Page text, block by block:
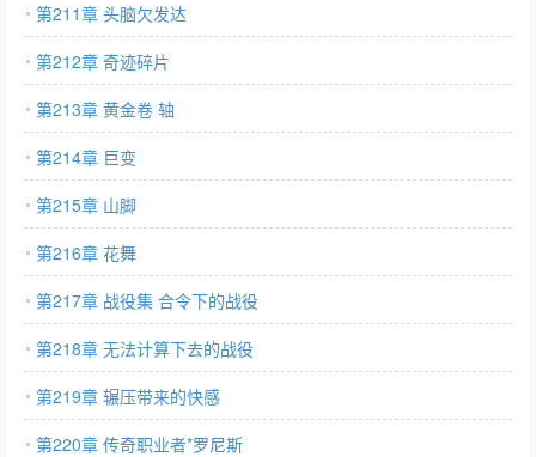
第211章 头脑欠发达
第212章 奇迹碎片
第213章 黄金卷 轴
第214章 巨变
第215章 山脚
第216章 花舞
第217章 战役集 合令下的战役
第218章 无法计算下去的战役
第219章 辗压带来的快感
第220章 传奇职业者*罗尼斯